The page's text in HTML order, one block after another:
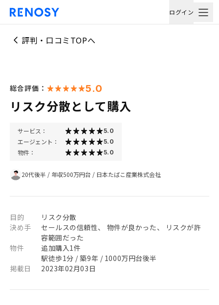
ログイン
評判・口コミTOPへ
総合評価： 5.0
リスク分散として購入
サービス： 5.0
エージェント： 5.0
物件： 5.0
20代後半 / 年収500万円台 / 日本たばこ産業株式会社
目的
リスク分散
決め手
セールスの信頼性、 物件が良かった、 リスクが許
容範囲だった
物件
追加購入1件
駅徒歩1分 / 築9年 / 1000万円台後半
掲載日
2023年02月03日